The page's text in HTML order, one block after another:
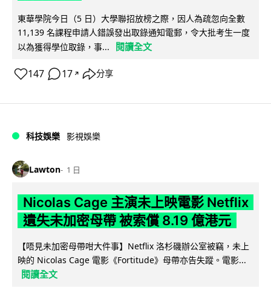
東華學院今日（5 日）大學聯招放榜之際，因人為疏忽向全數
11,139 名課程申請人錯誤發出取錄通知電郵，令大批考生一度
以為獲得學位取錄，事...
閱讀全文
147 17 ↗ 分享
科技娛樂 影視娛樂
Lawton 1 日
Nicolas Cage 主演未上映電影 Netflix
遺失未加密母帶 被索償 8.19 億港元
【唔見未加密母帶咁大件事】Netflix 洛杉磯辦公室被竊，未上
映的 Nicolas Cage 電影《Fortitude》母帶亦告失蹤。電影...
閱讀全文